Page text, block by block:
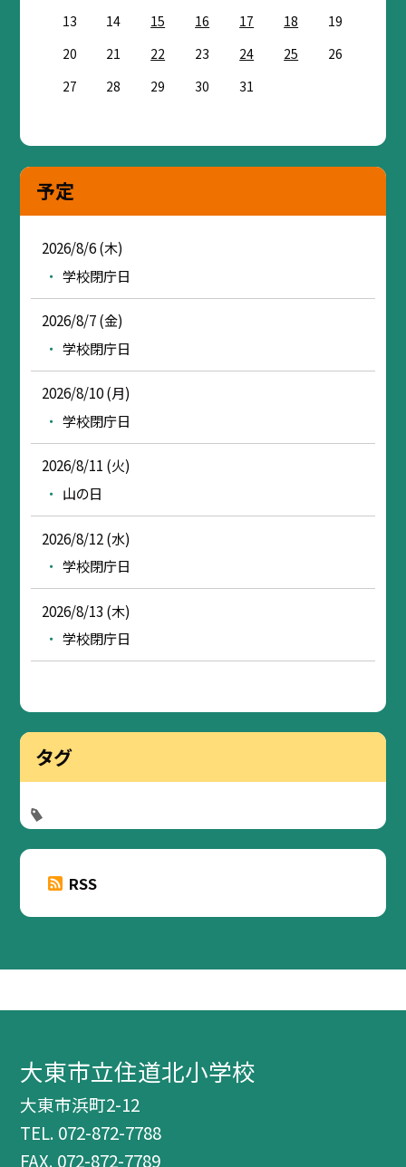
13
14 15 16 17 18
19
20
21 22 23 24 25
26
27
28 29 30 31
予定
2026/8/6 (木)
学校閉庁日
2026/8/7 (金)
学校閉庁日
2026/8/10 (月)
学校閉庁日
2026/8/11 (火)
山の日
2026/8/12 (水)
学校閉庁日
2026/8/13 (木)
学校閉庁日
タグ
RSS
大東市立住道北小学校
大東市浜町2-12
TEL. 072-872-7788
FAX. 072-872-7789